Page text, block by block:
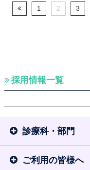
1 2 3
採用情報一覧
診療科・部門
ご利用の皆様へ